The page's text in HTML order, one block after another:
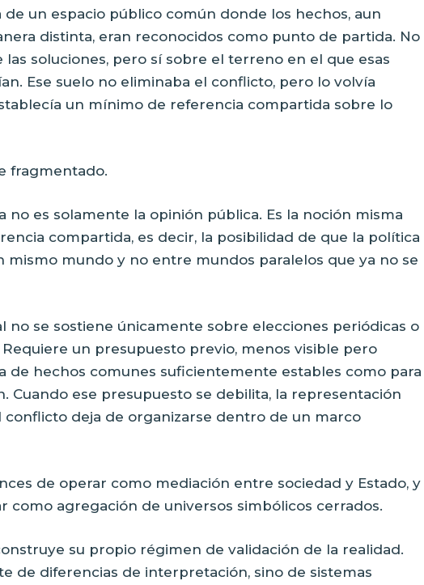
de un espacio público común donde los hechos, aun
distinta, eran reconocidos como punto de partida. No
las soluciones, pero sí sobre el terreno en el que esas
Ese suelo no eliminaba el conflicto, pero lo volvía
un mínimo de referencia compartida sobre lo
fragmentado.
no es solamente la opinión pública. Es la noción misma
compartida, es decir, la posibilidad de que la política
mismo mundo y no entre mundos paralelos que ya no se
no se sostiene únicamente sobre elecciones periódicas o
un presupuesto previo, menos visible pero
de hechos comunes suficientemente estables como para
Cuando ese presupuesto se debilita, la representación
conflicto deja de organizarse dentro de un marco
de operar como mediación entre sociedad y Estado, y
como agregación de universos simbólicos cerrados.
su propio régimen de validación de la realidad.
de diferencias de interpretación, sino de sistemas